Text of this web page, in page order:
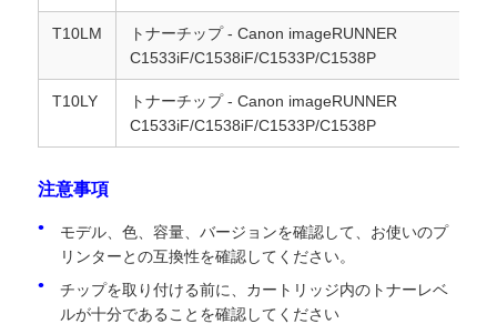
レクスマークのトナーチップ
京セラトナーチップ
キヤノン トナーチップ
OKI トナーチップ
T10LM
トナーチップ - Canon imageRUNNER
C1533iF/C1538iF/C1533P/C1538P
T10LY
トナーチップ - Canon imageRUNNER
C1533iF/C1538iF/C1533P/C1538P
注意事項
モデル、色、容量、バージョンを確認して、お使いのプ
リンターとの互換性を確認してください。
チップを取り付ける前に、カートリッジ内のトナーレベ
ルが十分であることを確認してください